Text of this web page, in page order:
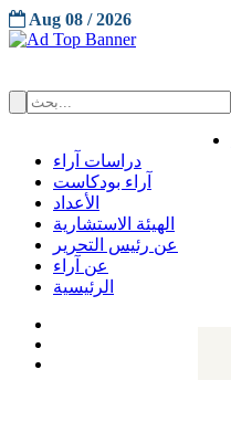
Aug 08 / 2026
دراسات آراء
آراء بودكاست
الأعداد
الهيئة الاستشارية
عن رئيس التحرير
عن آراء
الرئيسية